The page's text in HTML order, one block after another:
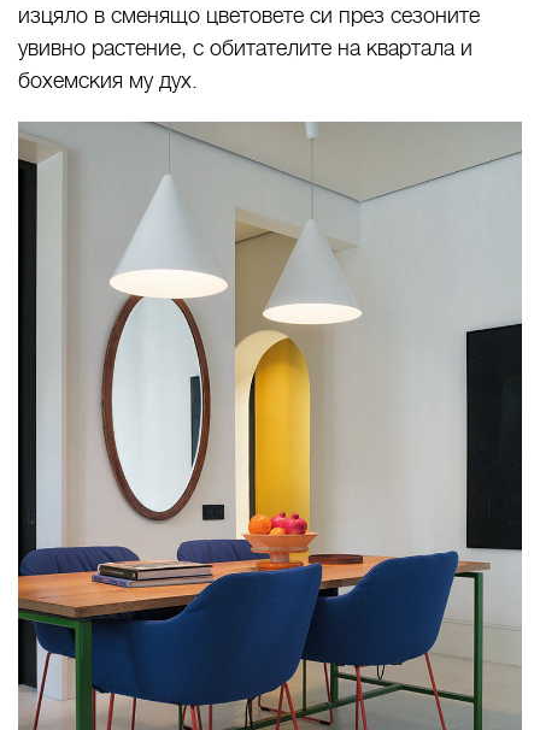
изцяло в сменящо цветовете си през сезоните
увивно растение, с обитателите на квартала и
бохемския му дух.